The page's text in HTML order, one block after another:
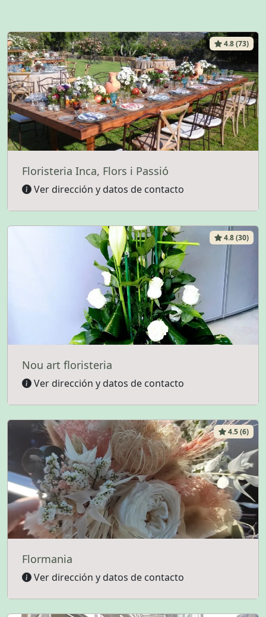
4.8 (73)
Floristeria Inca, Flors i Passió
Ver dirección y datos de contacto
4.8 (30)
Nou art floristeria
Ver dirección y datos de contacto
4.5 (6)
Flormania
Ver dirección y datos de contacto